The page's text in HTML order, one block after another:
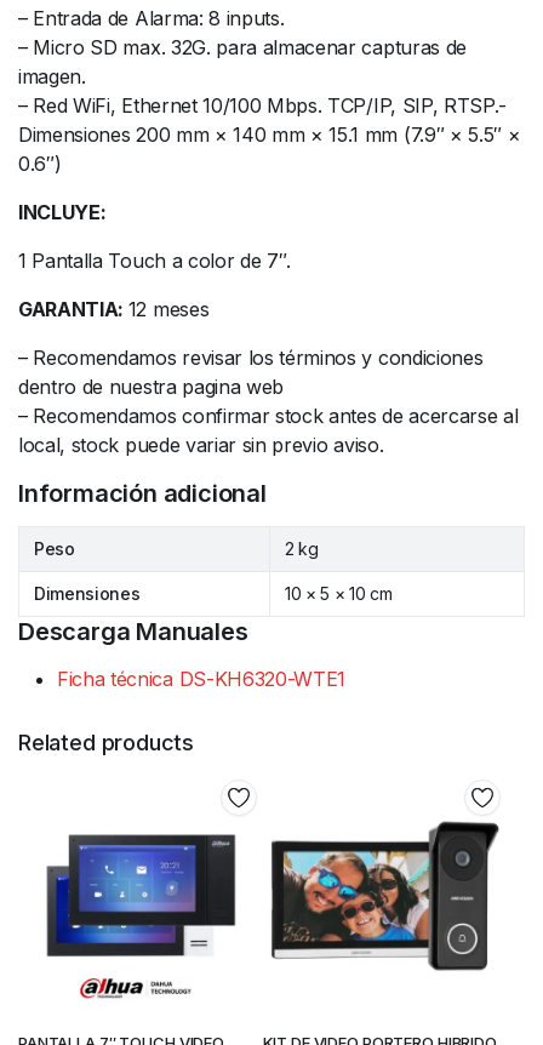
– Entrada de Alarma: 8 inputs.
– Micro SD max. 32G. para almacenar capturas de
imagen.
– Red WiFi, Ethernet 10/100 Mbps. TCP/IP, SIP, RTSP.-
Dimensiones 200 mm × 140 mm × 15.1 mm (7.9″ × 5.5″ ×
0.6″)
INCLUYE:
1 Pantalla Touch a color de 7″.
GARANTIA: 12 meses
– Recomendamos revisar los términos y condiciones
dentro de nuestra pagina web
– Recomendamos confirmar stock antes de acercarse al
local, stock puede variar sin previo aviso.
Información adicional
Peso 2 kg
Dimensiones 10 × 5 × 10 cm
Descarga Manuales
Ficha técnica DS-KH6320-WTE1
Related products